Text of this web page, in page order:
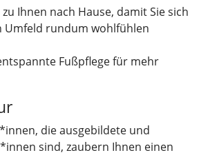
Ihnen nach Hause, damit Sie sich
Umfeld rundum wohlfühlen
Fußpflege für mehr
die ausgebildete und
sind, zaubern Ihnen einen